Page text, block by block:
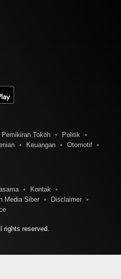
Pemikiran Tokoh
Politik
Keuangan
Otomotif
Kontak
Media Siber
Disclaimer
rights reserved.